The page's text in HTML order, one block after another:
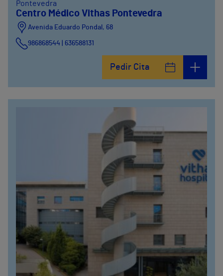
Pontevedra
Centro Médico Vithas Pontevedra
Avenida Eduardo Pondal, 68
986868544 | 636588131
Pedir Cita